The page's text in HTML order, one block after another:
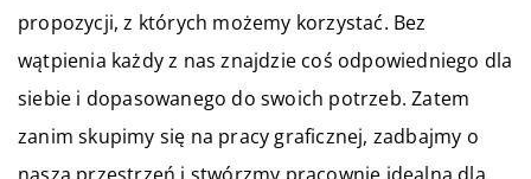
propozycji, z których możemy korzystać. Bez
wątpienia każdy z nas znajdzie coś odpowiedniego dla
siebie i dopasowanego do swoich potrzeb. Zatem
zanim skupimy się na pracy graficznej, zadbajmy o